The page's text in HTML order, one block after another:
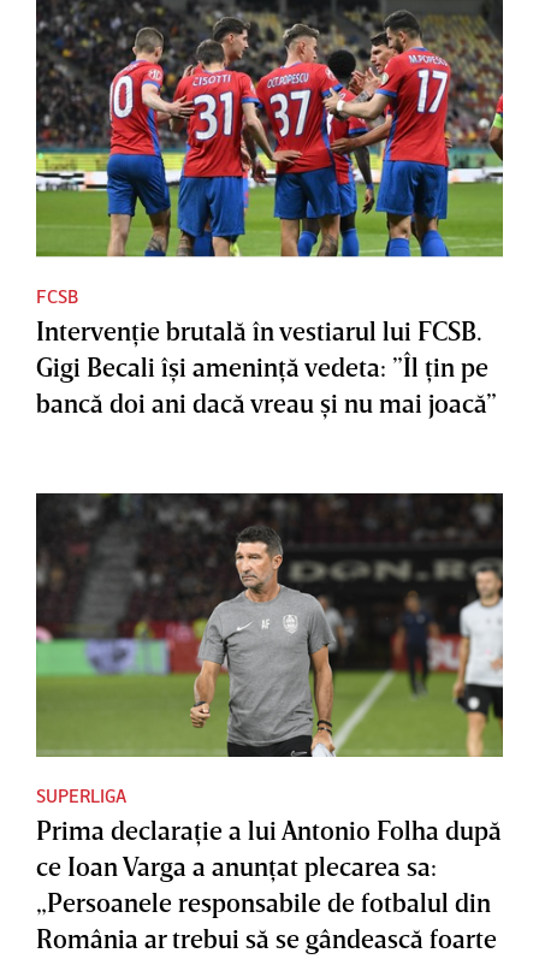
FCSB
Intervenţie brutală în vestiarul lui FCSB.
Gigi Becali îşi ameninţă vedeta: ”Îl ţin pe
bancă doi ani dacă vreau şi nu mai joacă”
SUPERLIGA
Prima declaraţie a lui Antonio Folha după
ce Ioan Varga a anunţat plecarea sa:
„Persoanele responsabile de fotbalul din
România ar trebui să se gândească foarte